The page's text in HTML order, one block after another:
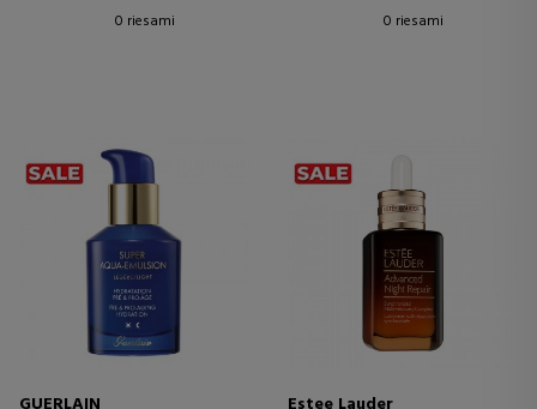
0 riesami
0 riesami